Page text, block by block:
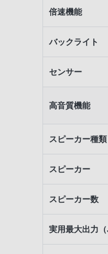
倍速機能
バックライト
センサー
高音質機能
スピーカー種類
スピーカー
スピーカー数
実用最大出力